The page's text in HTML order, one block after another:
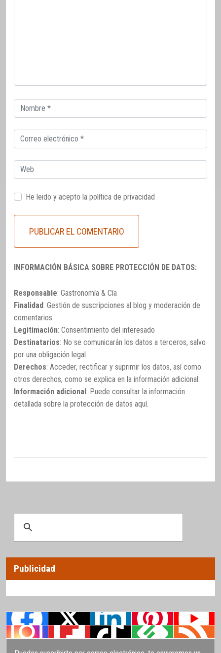
Correo
electrónico
Correo
electrónico
Web
He leido y acepto la política de privacidad
INFORMACIÓN BÁSICA SOBRE PROTECCIÓN DE DATOS:
Responsable: Gastronomía & Cía
Finalidad: Gestión de suscripciones al blog y moderación de
comentarios
Legitimación: Consentimiento del interesado
Destinatarios: No se comunicarán los datos a terceros, salvo
por una obligación legal.
Derechos: Acceder, rectificar y suprimir los datos, así como
otros derechos, como se explica en la información adicional.
Información adicional: Puede consultar la información
detallada sobre la protección de datos aquí.
Publicidad